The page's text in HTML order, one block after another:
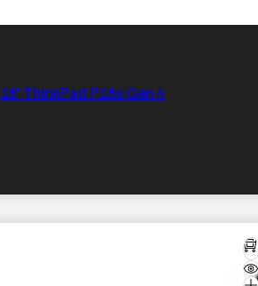
16″ ThinkPad P16s Gen 4